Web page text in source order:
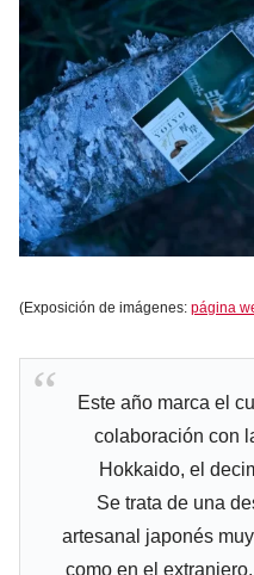
(Exposición de imágenes: página
Este año marca el
colaboración con
Hokkaido, el
Se trata de una
artesanal japonés
como en el